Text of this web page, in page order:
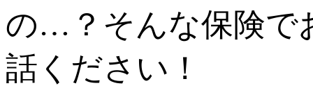
の…？そんな保険で
話ください！